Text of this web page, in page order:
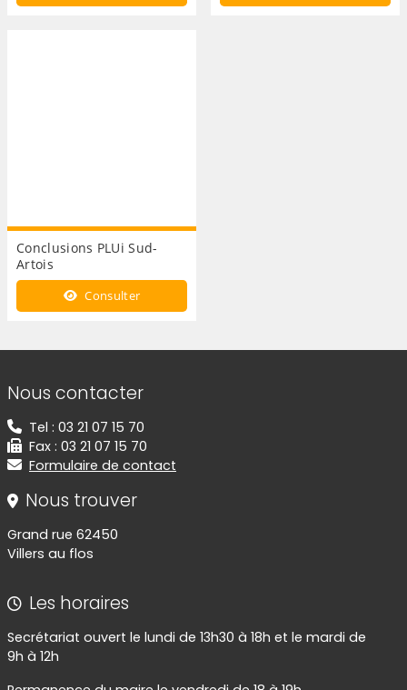
Conclusions PLUi Sud-
Artois
Consulter
Informations de contact
Nous contacter
Tel : 03 21 07 15 70
Fax : 03 21 07 15 70
Formulaire de contact
Nous trouver
Grand rue 62450
Villers au flos
Les horaires
Secrétariat ouvert le lundi de 13h30 à 18h et le mardi de
9h à 12h